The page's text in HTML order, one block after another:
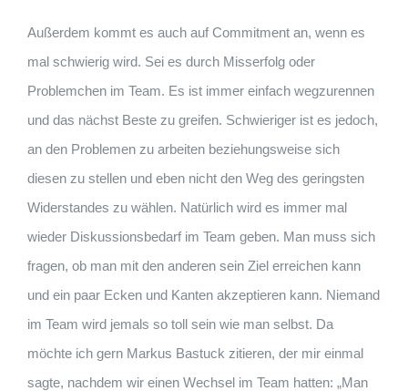
Außerdem kommt es auch auf Commitment an, wenn es
mal schwierig wird. Sei es durch Misserfolg oder
Problemchen im Team. Es ist immer einfach wegzurennen
und das nächst Beste zu greifen. Schwieriger ist es jedoch,
an den Problemen zu arbeiten beziehungsweise sich
diesen zu stellen und eben nicht den Weg des geringsten
Widerstandes zu wählen. Natürlich wird es immer mal
wieder Diskussionsbedarf im Team geben. Man muss sich
fragen, ob man mit den anderen sein Ziel erreichen kann
und ein paar Ecken und Kanten akzeptieren kann. Niemand
im Team wird jemals so toll sein wie man selbst. Da
möchte ich gern Markus Bastuck zitieren, der mir einmal
sagte, nachdem wir einen Wechsel im Team hatten: „Man